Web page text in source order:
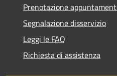
Prenotazione
Segnalazione disservizio
Leggi le FAQ
Richiesta di assistenza